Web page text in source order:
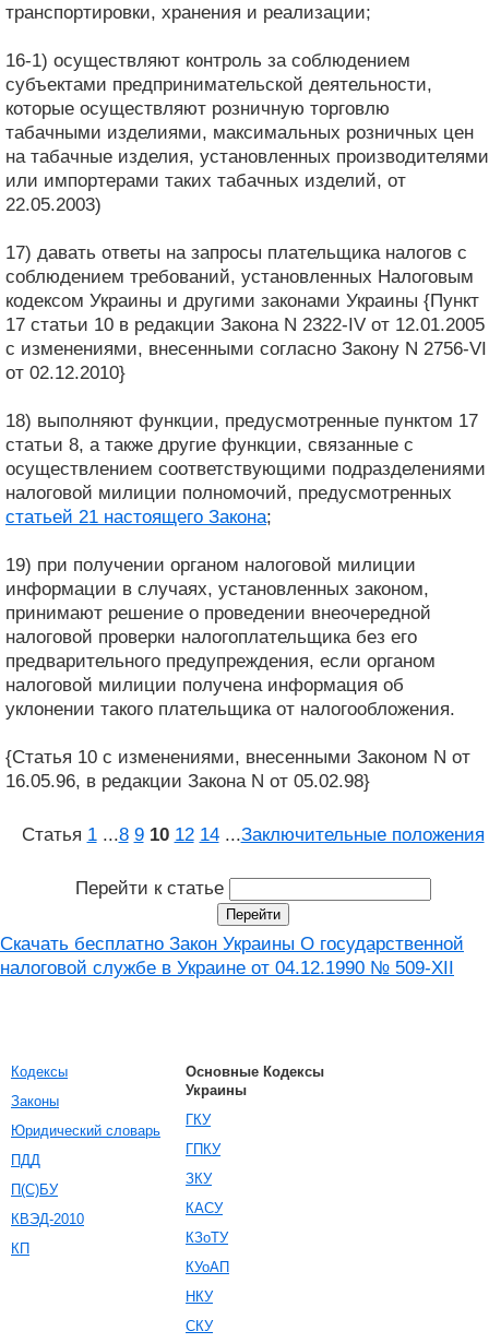
транспортировки, хранения и реализации;
16-1) осуществляют контроль за соблюдением
субъектами предпринимательской деятельности,
которые осуществляют розничную торговлю
табачными изделиями, максимальных розничных цен
на табачные изделия, установленных производителями
или импортерами таких табачных изделий, от
22.05.2003)
17) давать ответы на запросы плательщика налогов с
соблюдением требований, установленных Налоговым
кодексом Украины и другими законами Украины {Пункт
17 статьи 10 в редакции Закона N 2322-IV от 12.01.2005
с изменениями, внесенными согласно Закону N 2756-VI
от 02.12.2010}
18) выполняют функции, предусмотренные пунктом 17
статьи 8, а также другие функции, связанные с
осуществлением соответствующими подразделениями
налоговой милиции полномочий, предусмотренных
статьей 21 настоящего Закона;
19) при получении органом налоговой милиции
информации в случаях, установленных законом,
принимают решение о проведении внеочередной
налоговой проверки налогоплательщика без его
предварительного предупреждения, если органом
налоговой милиции получена информация об
уклонении такого плательщика от налогообложения.
{Статья 10 с изменениями, внесенными Законом N от
16.05.96, в редакции Закона N от 05.02.98}
Статья 1 ...8 9 10 12 14 ...Заключительные положения
Перейти к статье
Скачать бесплатно Закон Украины О государственной
налоговой службе в Украине от 04.12.1990 № 509-XII
Кодексы
Законы
Юридический словарь
ПДД
П(С)БУ
КВЭД-2010
КП
Основные Кодексы
Украины
ГКУ
ГПКУ
ЗКУ
КАСУ
КЗоТУ
КУоАП
НКУ
СКУ